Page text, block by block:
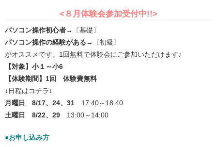
<８月体験会参加受付中!!>
パソコン操作初心者→〔基礎〕
パソコン操作の経験がある→〔初級〕
がオススメです。 1回無料で体験会にご参加いただけます♪
【対象】小１～小6
【体験期間】1回 体験費無料
↓日程はコチラ↓
月曜日 8/17、24、31 17:40～18:40
土曜日 8/22、29 13:00～14:00
●お申し込み方